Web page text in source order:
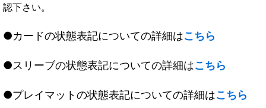
認下さい。
●カードの状態表記についての詳細はこちら
●スリーブの状態表記についての詳細はこちら
●プレイマットの状態表記についての詳細はこちら